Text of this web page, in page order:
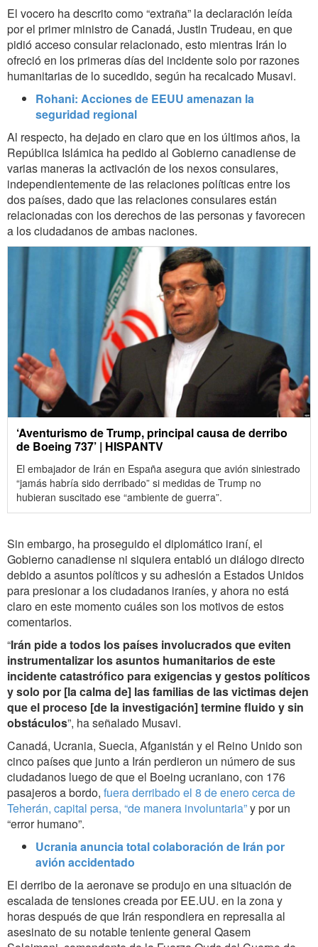
El vocero ha descrito como “extraña” la declaración leída
por el primer ministro de Canadá, Justin Trudeau, en que
pidió acceso consular relacionado, esto mientras Irán lo
ofreció en los primeras días del incidente solo por razones
humanitarias de lo sucedido, según ha recalcado Musavi.
Rohani: Acciones de EEUU amenazan la
seguridad regional
Al respecto, ha dejado en claro que en los últimos años, la
República Islámica ha pedido al Gobierno canadiense de
varias maneras la activación de los nexos consulares,
independientemente de las relaciones políticas entre los
dos países, dado que las relaciones consulares están
relacionadas con los derechos de las personas y favorecen
a los ciudadanos de ambas naciones.
‘Aventurismo de Trump, principal causa de derribo
de Boeing 737’ | HISPANTV
El embajador de Irán en España asegura que avión siniestrado
“jamás habría sido derribado” si medidas de Trump no
hubieran suscitado ese “ambiente de guerra”.
Sin embargo, ha proseguido el diplomático iraní, el
Gobierno canadiense ni siquiera entabló un diálogo directo
debido a asuntos políticos y su adhesión a Estados Unidos
para presionar a los ciudadanos iraníes, y ahora no está
claro en este momento cuáles son los motivos de estos
comentarios.
“Irán pide a todos los países involucrados que eviten
instrumentalizar los asuntos humanitarios de este
incidente catastrófico para exigencias y gestos políticos
y solo por [la calma de] las familias de las victimas dejen
que el proceso [de la investigación] termine fluido y sin
obstáculos”, ha señalado Musavi.
Canadá, Ucrania, Suecia, Afganistán y el Reino Unido son
cinco países que junto a Irán perdieron un número de sus
ciudadanos luego de que el Boeing ucraniano, con 176
pasajeros a bordo, fuera derribado el 8 de enero cerca de
Teherán, capital persa, “de manera involuntaria”y por un
“error humano”.
Ucrania anuncia total colaboración de Irán por
avión accidentado
El derribo de la aeronave se produjo en una situación de
escalada de tensiones creada por EE.UU. en la zona y
horas después de que Irán respondiera en represalia al
asesinato de su notable teniente general Qasem